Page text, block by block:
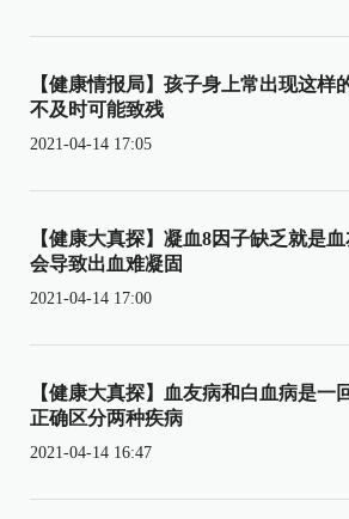
【健康情报局】孩子身上常出现这样
不及时可能致残
2021-04-14 17:05
【健康大真探】凝血8因子缺乏就是
会导致出血难凝固
2021-04-14 17:00
【健康大真探】血友病和白血病是一
正确区分两种疾病
2021-04-14 16:47